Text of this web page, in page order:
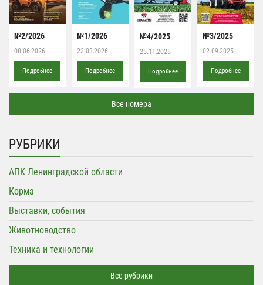
№2/2026
08.06.2026
Подробнее
№1/2026
23.03.2026
Подробнее
№4/2025
25.11.2025
Подробнее
№3/2025
02.09.2025
Подробнее
Все номера
РУБРИКИ
АПК Ленинградской области
Корма
Выставки, события
Животноводство
Техника и технологии
Все рубрики